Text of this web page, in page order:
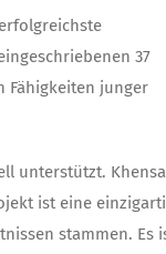
37
Fähigkeiten junger
unterstützt.
ist eine
stammen. Es